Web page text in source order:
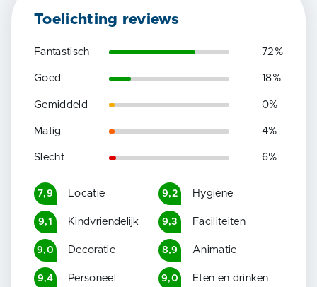
Toelichting reviews
Fantastisch 72 %
Goed 18%
Gemiddeld 0%
Matig 4%
Slecht 6%
7,9 Locatie 9,2 Hygiëne
9,1 Kindvriendelijk 9,3 Faciliteiten
9,0 Decoratie 8,9 Animatie
9,4 Personeel 9,0 Eten en drinken